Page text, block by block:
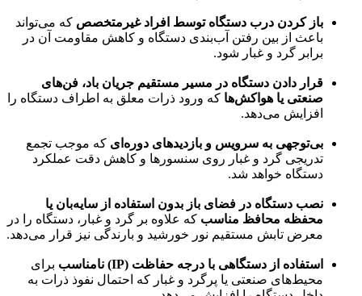
باز کردن درب دستگاه توسط افراد غیرمتخصص که می‌تواند
باعث از بین رفتن آب‌بندی دستگاه و کاهش مقاومت آن در
برابر گرد و غبار شود.
قرار دادن دستگاه در مسیر مستقیم جریان باد، فن‌های
صنعتی یا هواکش‌ها که ورود ذرات معلق به اطراف دستگاه را
افزایش می‌دهد.
بی‌توجهی به سرویس و بازدیدهای دوره‌ای که موجب تجمع
تدریجی گرد و غبار روی سنسورها و کاهش دقت عملکرد
دستگاه خواهد شد.
نصب دستگاه در فضای باز بدون استفاده از سایه‌بان یا
محفظه محافظ مناسب که علاوه بر گرد و غبار، دستگاه را در
معرض تابش مستقیم نور خورشید و بارندگی نیز قرار می‌دهد.
استفاده از دستگاهی با درجه حفاظت (IP) نامناسب
برای
محیط‌های صنعتی یا پرگرد و غبار که احتمال نفوذ ذرات به